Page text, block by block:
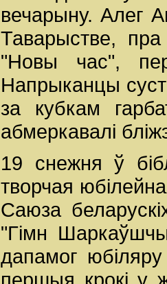
вечарыну. Алег
Таварыстве,
"Новы час",
Напрыканцы
за кубкам
абмеркавалі
19 снежня ў
творчая
Саюза
"Гімн
дапамог